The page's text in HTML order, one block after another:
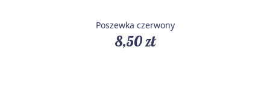
Poszewka czerwony
8,50 zł